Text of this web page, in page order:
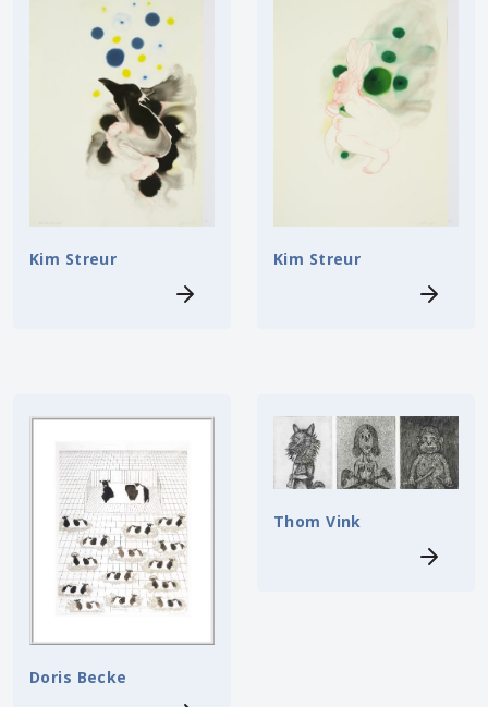
Kim Streur Kim Streur
Doris Becke
Thom Vink